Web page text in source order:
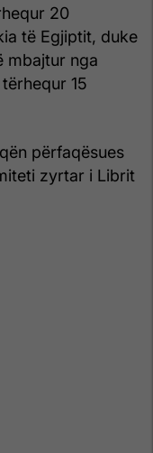
20
të Egjiptit, duke
mbajtur nga
15
përfaqësues
zyrtar i Librit